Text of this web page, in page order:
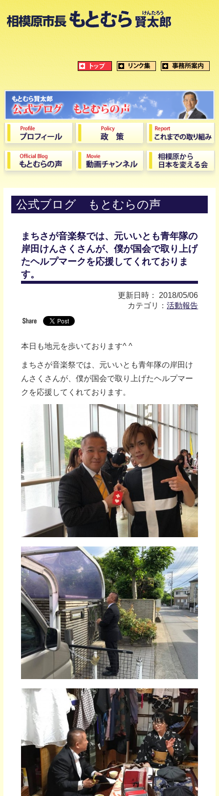
公式ブログ もとむらの声
まちさが音楽祭では、元いいとも青年隊の
岸田けんさくさんが、僕が国会で取り上げ
たヘルプマークを応援してくれておりま
す。
更新日時： 2018/05/06
カテゴリ：活動報告
本日も地元を歩いております^ ^
まちさが音楽祭では、元いいとも青年隊の岸田け
んさくさんが、僕が国会で取り上げたヘルプマー
クを応援してくれております。